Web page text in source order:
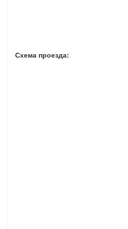
Схема проезда: